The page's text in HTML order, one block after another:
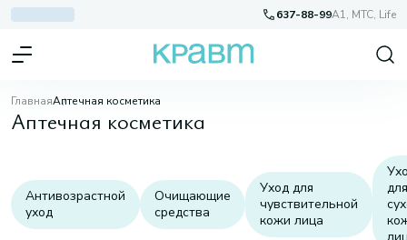
637-88-99A1, МТС, Life
ГлавнаяАптечная косметика
Аптечная косметика
Антивозрастной
уход
Очищающие
средства
Уход для
чувствительной
кожи лица
для